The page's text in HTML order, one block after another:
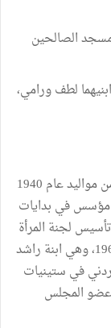
الصالحين
لطف ورامي،
هي نبيلة راشد صدقي عبد الكريم النمر أم اللطف من مواليد عام 1940
مؤسس في بدايات
لجنة المرأة
في حركة فتح، بالتزامن مع تأسيس الحركة عام 1965، وهي ابنة راشد
في ستينيات
المجلس